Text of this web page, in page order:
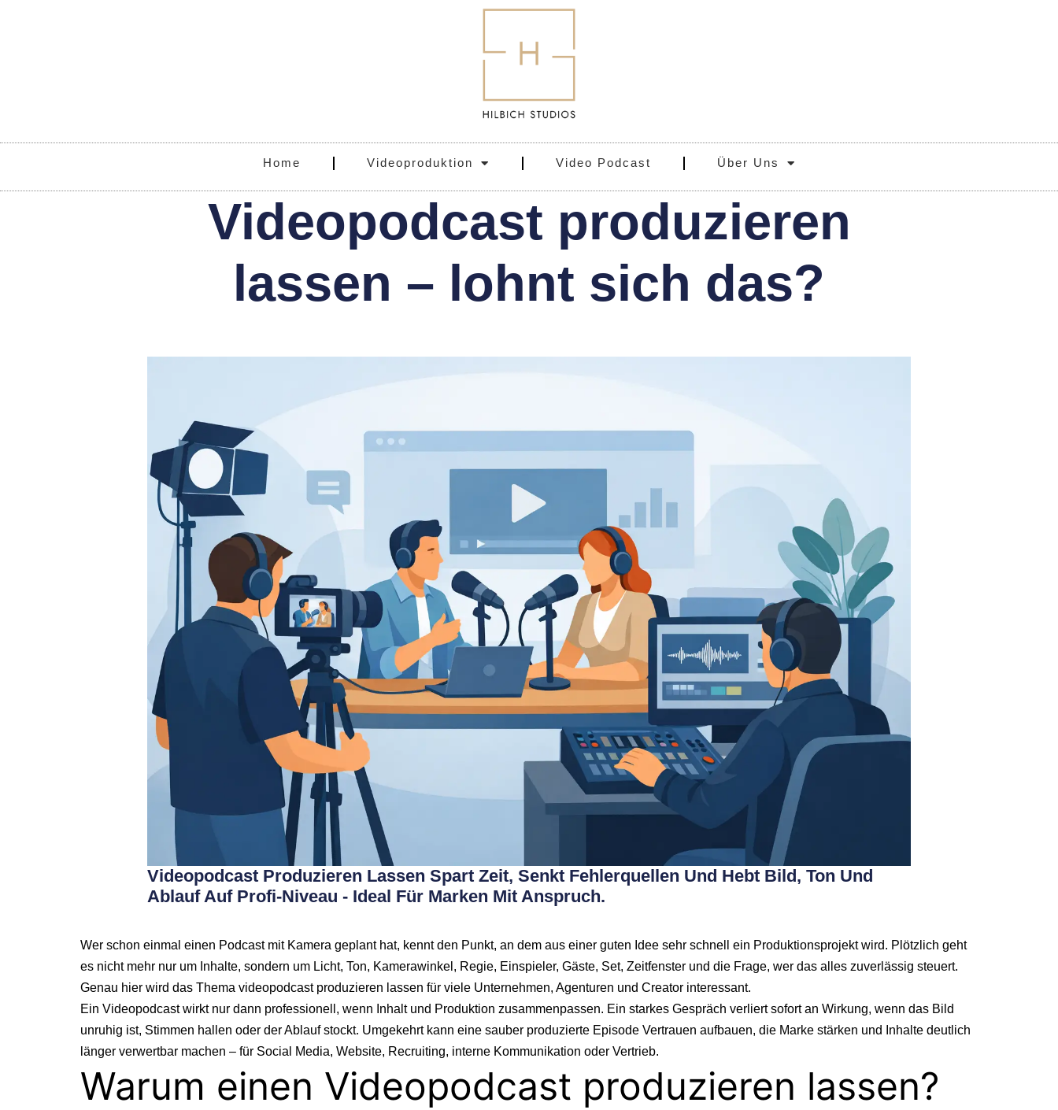
Home Videoproduktion Video Podcast Über Uns
Videopodcast produzieren
lassen – lohnt sich das?
Videopodcast Produzieren Lassen Spart Zeit, Senkt Fehlerquellen Und Hebt Bild, Ton Und
Ablauf Auf Profi-Niveau - Ideal Für Marken Mit Anspruch.
Wer schon einmal einen Podcast mit Kamera geplant hat, kennt den Punkt, an dem aus einer guten Idee sehr schnell ein Produktionsprojekt wird. Plötzlich geht
es nicht mehr nur um Inhalte, sondern um Licht, Ton, Kamerawinkel, Regie, Einspieler, Gäste, Set, Zeitfenster und die Frage, wer das alles zuverlässig steuert.
Genau hier wird das Thema videopodcast produzieren lassen für viele Unternehmen, Agenturen und Creator interessant.
Ein Videopodcast wirkt nur dann professionell, wenn Inhalt und Produktion zusammenpassen. Ein starkes Gespräch verliert sofort an Wirkung, wenn das Bild
unruhig ist, Stimmen hallen oder der Ablauf stockt. Umgekehrt kann eine sauber produzierte Episode Vertrauen aufbauen, die Marke stärken und Inhalte deutlich
länger verwertbar machen – für Social Media, Website, Recruiting, interne Kommunikation oder Vertrieb.
Warum einen Videopodcast produzieren lassen?